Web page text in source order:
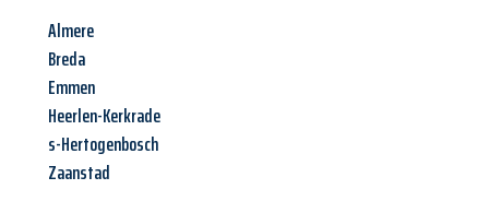
Almere
Breda
Emmen
Heerlen-Kerkrade
s-Hertogenbosch
Zaanstad